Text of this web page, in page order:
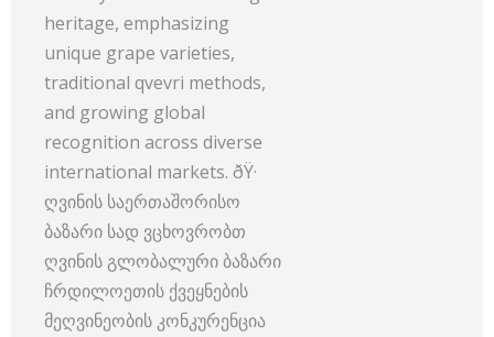
heritage, emphasizing
unique grape varieties,
traditional qvevri methods,
and growing global
recognition across diverse
international markets. ðŸ·
ღვინის საერთაშორისო
ბაზარი სად ვცხოვრობთ
ღვინის გლობალური ბაზარი
ჩრდილოეთის ქვეყნების
მეღვინეობის კონკურენცია